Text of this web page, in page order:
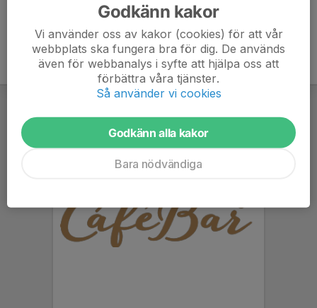
Godkänn kakor
Vi använder oss av kakor (cookies) för att vår
webbplats ska fungera bra för dig. De används
även för webbanalys i syfte att hjälpa oss att
förbättra våra tjänster.
Så använder vi cookies
Godkänn alla kakor
Bara nödvändiga